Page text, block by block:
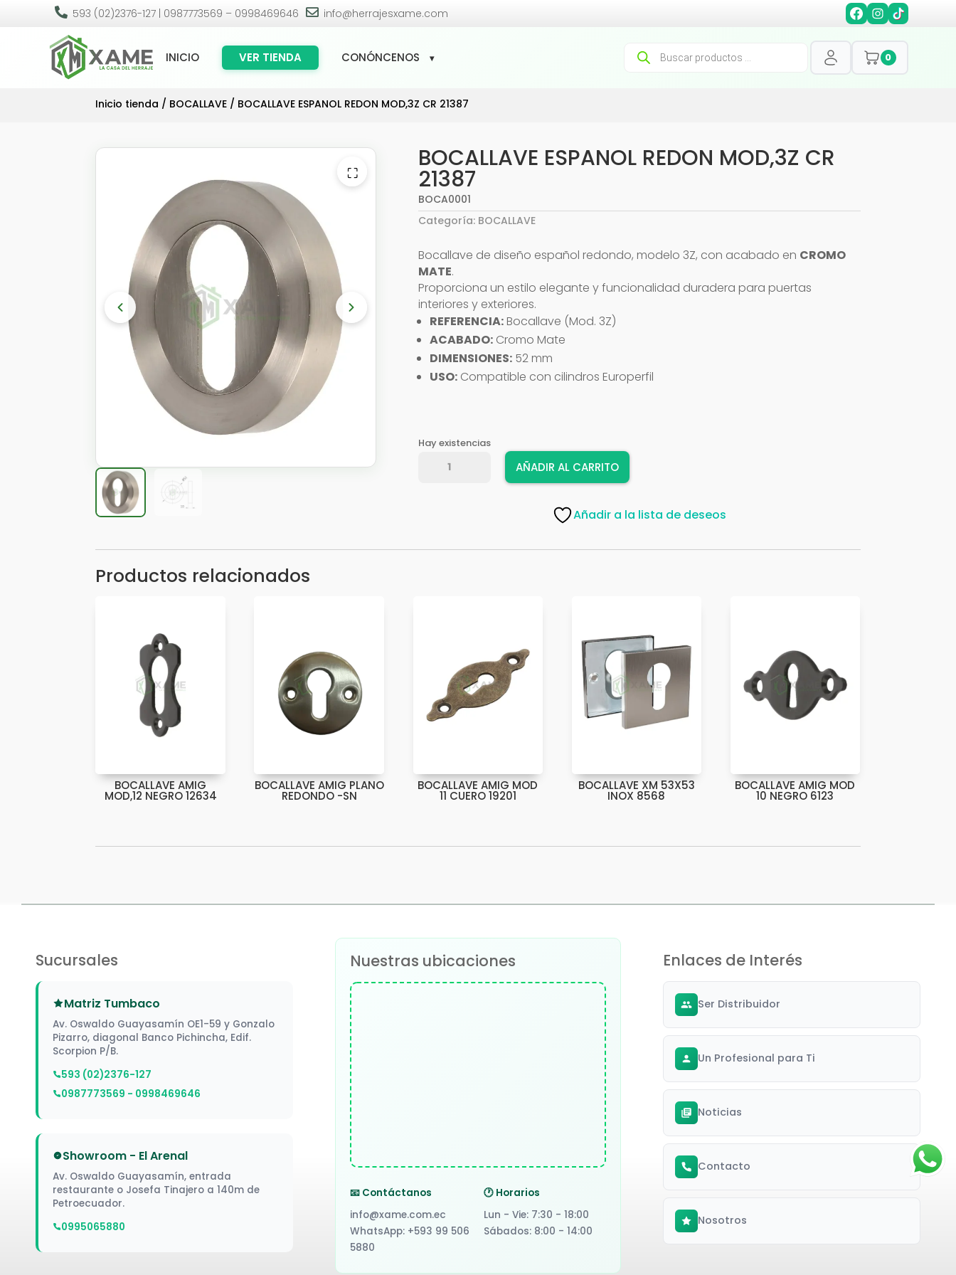
 593 (02)2376-127 | 0987773569 – 0998469646  info@herrajesxame.com
INICIO VER TIENDA CONÓNCENOS
Búsqueda
productos
0
Inicio tienda / BOCALLAVE / BOCALLAVE ESPANOL REDON MOD,3Z CR 21387
⛶ BOCALLAVE ESPANOL REDON MOD,3Z CR
21387
BOCA0001
Categoría: BOCALLAVE
Bocallave de diseño español redondo, modelo 3Z, con acabado en CROMO
MATE.
Proporciona un estilo elegante y funcionalidad duradera para puertas
interiores y exteriores.
REFERENCIA: Bocallave (Mod. 3Z)
ACABADO: Cromo Mate
DIMENSIONES: 52 mm
USO: Compatible con cilindros Europerfil
Hay existencias
ESPANOL
AÑADIR AL CARRITO
Añadir a la lista de deseos
Productos relacionados
BOCALLAVE AMIG
MOD,12 NEGRO 12634
BOCALLAVE AMIG PLANO
REDONDO -SN
BOCALLAVE AMIG MOD
11 CUERO 19201
BOCALLAVE XM 53X53
INOX 8568
BOCALLAVE AMIG MOD
10 NEGRO 6123
Sucursales
Matriz Tumbaco
Av. Oswaldo Guayasamín OE1-59 y Gonzalo
Pizarro, diagonal Banco Pichincha, Edif.
Scorpion P/B.
593 (02)2376-127
0987773569 - 0998469646
Showroom - El Arenal
Av. Oswaldo Guayasamín, entrada
restaurante o Josefa Tinajero a 140m de
Petroecuador.
0995065880
Nuestras ubicaciones
📧 Contáctanos
info@xame.com.ec
WhatsApp: +593 99 506
5880
🕐 Horarios
Lun - Vie: 7:30 - 18:00
Sábados: 8:00 - 14:00
Enlaces de Interés
Ser Distribuidor
Un Profesional para Ti
Noticias
Contacto
Nosotros